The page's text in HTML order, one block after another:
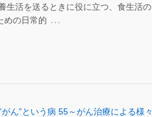
生活を送るときに役に立つ、食生活
めの日常的 …
がん”という病 55～がん治療による